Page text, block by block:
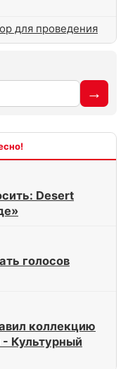
для проведения
Desert
голосов
коллекцию
Культурный